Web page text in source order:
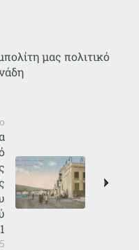
μας πολιτικό